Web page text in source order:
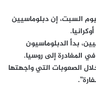
السبت، إن دبلوماسيين
بدأ الدبلوماسيون
المغادرة إلى روسيا.
الصعوبات التي واجهتها